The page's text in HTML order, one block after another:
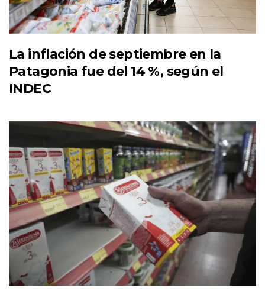
La inflación de septiembre en la
Patagonia fue del 14 %, según el
INDEC